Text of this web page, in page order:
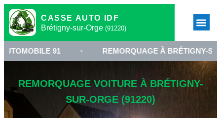
CASSE AUTO IDF
Brétigny-sur-Orge (91220)
91 • REMORQUAGE À BRÉTIGNY-SUR-ORGE
REMORQUAGE VOITURE À BRÉTIGNY-
SUR-ORGE (91220)